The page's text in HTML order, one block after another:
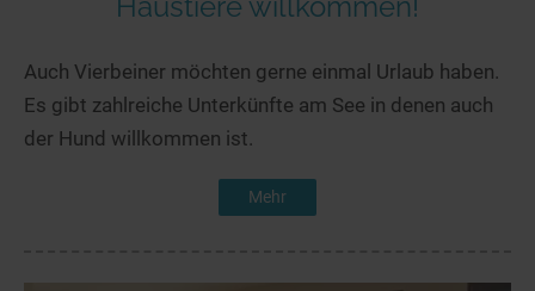
Auch Vierbeiner möchten gerne einmal Urlaub haben.
Es gibt zahlreiche Unterkünfte am See in denen auch
der Hund willkommen ist.
Mehr